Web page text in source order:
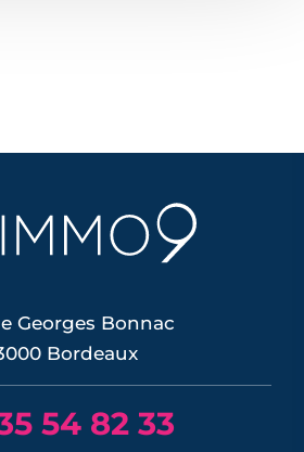
Georges Bonnac
Bordeaux
54 82 33